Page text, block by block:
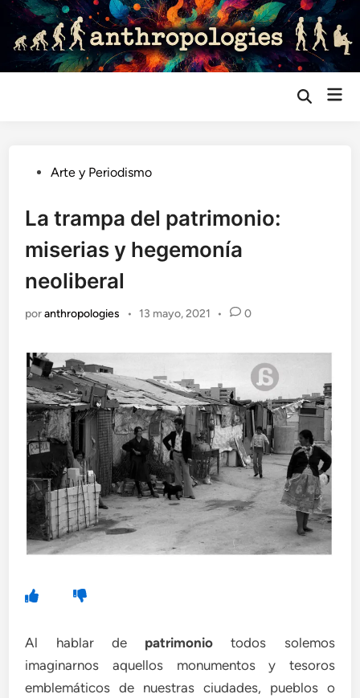
Saltar
contenido
Abrir
Publicado
Arte y Periodismo
La trampa del patrimonio:
miserias y hegemonía
neoliberal
poranthropologies • 13 mayo, 2021 • 0
Al hablar de patrimonio todos solemos
imaginarnos aquellos monumentos y tesoros
emblemáticos de nuestras ciudades, pueblos o